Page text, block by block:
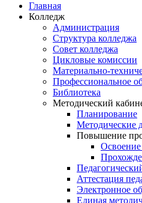
Главная
Колледж
Администрация
Структура колледжа
Совет колледжа
Цикловые комиссии
Материально-
Профессиональное
Библиотека
Методический
Планирование
Методические
Повышение
Аттестация
Электронное
Единая